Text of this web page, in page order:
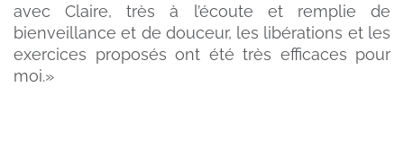
avec Claire, très à l’écoute et remplie de
bienveillance et de douceur, les libérations et les
exercices proposés ont été très efficaces pour
moi.»